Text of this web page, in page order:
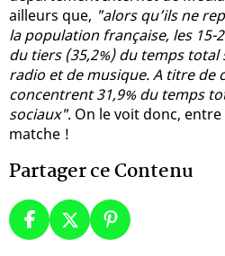
ailleurs que, "alors qu’ils ne
la population française, les 15-
du tiers (35,2%) du temps total
radio et de musique. A titre de
concentrent 31,9% du temps
sociaux". On le voit donc,
matche !
Partager ce Contenu